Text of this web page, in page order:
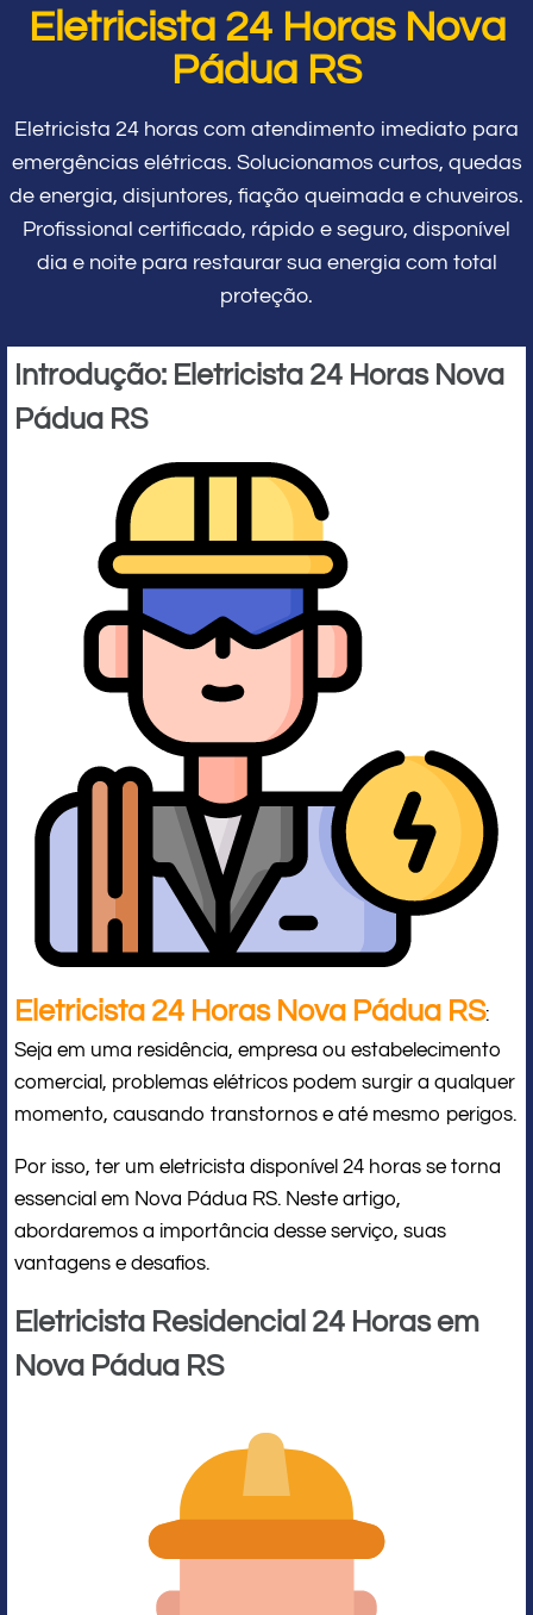
Eletricista 24 Horas Nova
Pádua RS
Eletricista 24 horas com atendimento imediato para
emergências elétricas. Solucionamos curtos, quedas
de energia, disjuntores, fiação queimada e chuveiros.
Profissional certificado, rápido e seguro, disponível
dia e noite para restaurar sua energia com total
proteção.
Introdução: Eletricista 24 Horas Nova
Pádua RS
Eletricista 24 Horas Nova Pádua RS:
Seja em uma residência, empresa ou estabelecimento
comercial, problemas elétricos podem surgir a qualquer
momento, causando transtornos e até mesmo perigos.
Por isso, ter um eletricista disponível 24 horas se torna
essencial em Nova Pádua RS. Neste artigo,
abordaremos a importância desse serviço, suas
vantagens e desafios.
Eletricista Residencial 24 Horas em
Nova Pádua RS